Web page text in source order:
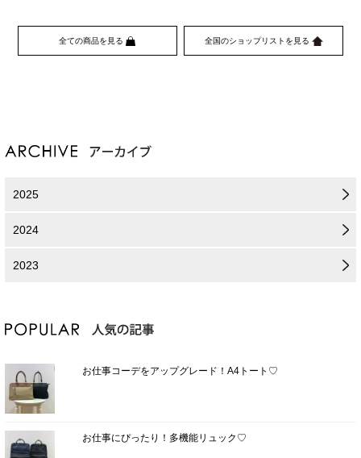
全ての商品を見る 全国のショップリストを見る
2025
2024
2023
お仕事コーデをアップグレード！A4トート♡
お仕事にぴったり！多機能リュック♡